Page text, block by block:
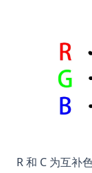
R 和 C 为互补